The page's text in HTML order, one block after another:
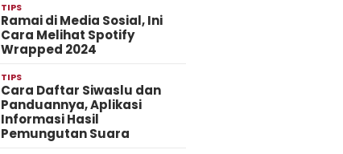
TIPS
Ramai di Media Sosial, Ini
Cara Melihat Spotify
Wrapped 2024
TIPS
Cara Daftar Siwaslu dan
Panduannya, Aplikasi
Informasi Hasil
Pemungutan Suara